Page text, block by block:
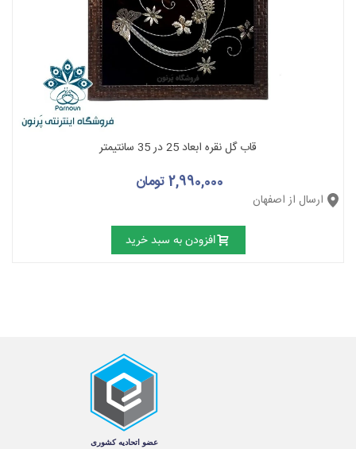
قاب گل نقره ابعاد 25 در 35 سانتیمتر
2,990,000 تومان
ارسال از اصفهان
افزودن به سبد خرید